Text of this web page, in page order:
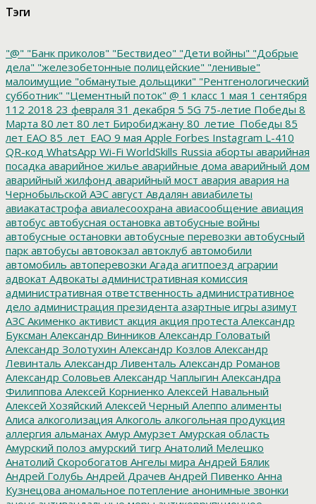
Тэги
"@" "Банк приколов" "Бествидео" "Дети войны" "Добрые
дела" "железобетонные полицейские" "ленивые"
малоимущие "обманутые дольщики" "Рентгенологический
субботник" "Цементный поток" @ 1 класс 1 мая 1 сентября
112 2018 23 февраля 31 декабря 5 5G 75-летие Победы 8
Марта 80 лет 80 лет Биробиджану 80_летие_Победы 85
лет ЕАО 85_лет_ЕАО 9 мая Apple Forbes Instagram L-410
QR-код WhatsApp Wi-Fi WorldSkills Russia аборты аварийная
посадка аварийное жилье аварийные дома аварийный дом
аварийный жилфонд аварийный мост авария авария на
Чернобыльской АЭС август Авдалян авиабилеты
авиакатастрофа авиалесоохрана авиасообщение авиация
автобус автобусная остановка автобусные войны
автобусные остановки автобусные перевозки автобусный
парк автобусы автовокзал автоклуб автомобили
автомобиль автоперевозки Агада агитпоезд аграрии
адвокат Адвокаты административная комиссия
административная ответственность административное
дело администрация президента азартные игры азимут
АЗС Акименко активист акция акция протеста Александр
Буксман Александр Винников Александр Головатый
Александр Золотухин Александр Козлов Александр
Левинталь Александр Ливенталь Александр Романов
Александр Соловьев Александр Чаплыгин Александра
Филиппова Алексей Корниенко Алексей Навальный
Алексей Хозяйский Алексей Черный Алеппо алименты
Алиса алкоголизация Алкоголь алкогольная продукция
аллергия альманах Амур Амурзет Амурская область
Амурский полоз амурский тигр Анатолий Мелешко
Анатолий Скоробогатов Ангелы мира Андрей Бялик
Андрей Голубь Андрей Драчев Андрей Пивенко Анна
Кузнецова аномальное потепление анонимные звонки